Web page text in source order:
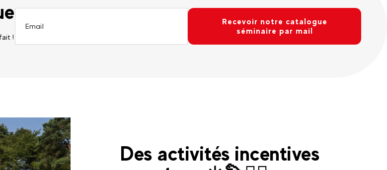
!
Recevoir notre catalogue
séminaire par mail
Des activités incentives